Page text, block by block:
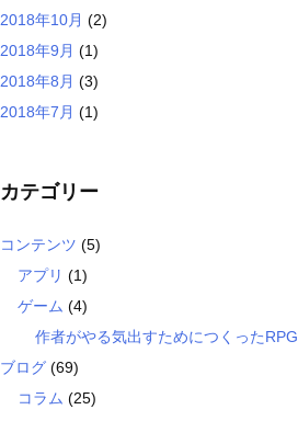
2018年10月 (2)
2018年9月 (1)
2018年8月 (3)
2018年7月 (1)
カテゴリー
コンテンツ (5)
アプリ (1)
ゲーム (4)
作者がやる気出すためにつくったRPG
ブログ (69)
コラム (25)